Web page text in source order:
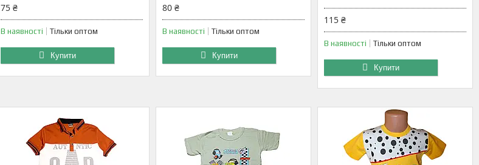
75 ₴
В наявності Тільки оптом
Купити
80 ₴
В наявності Тільки оптом
Купити
115 ₴
В наявності Тільки оптом
Купити